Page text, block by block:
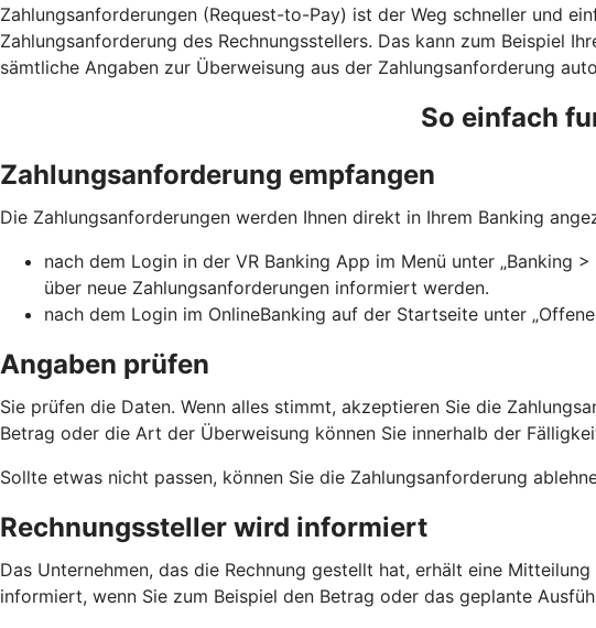
Zahlungsanforderungen (Request-to-Pay) ist der Weg schneller und
Zahlungsanforderung des Rechnungsstellers. Das kann zum Beispiel
sämtliche Angaben zur Überweisung aus der Zahlungsanforderung
So einfach
Zahlungsanforderung empfangen
Die Zahlungsanforderungen werden Ihnen direkt in Ihrem Banking
nach dem Login in der VR Banking App im Menü unter „Banking
über neue Zahlungsanforderungen informiert werden.
nach dem Login im OnlineBanking auf der Startseite unter
Angaben prüfen
Sie prüfen die Daten. Wenn alles stimmt, akzeptieren Sie die
Betrag oder die Art der Überweisung können Sie innerhalb der
Sollte etwas nicht passen, können Sie die Zahlungsanforderung
Rechnungssteller wird informiert
Das Unternehmen, das die Rechnung gestellt hat, erhält eine
informiert, wenn Sie zum Beispiel den Betrag oder das geplante